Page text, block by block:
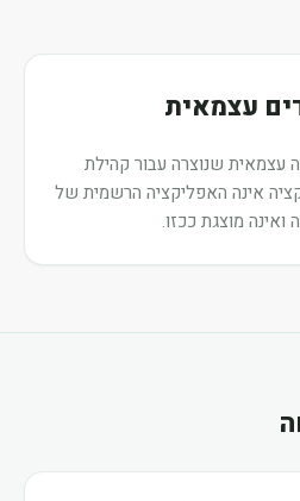
עצמאית
עצמאית שנוצרה עבור קהילת
אינה האפליקציה הרשמית של
ואינה מוצגת ככזו.